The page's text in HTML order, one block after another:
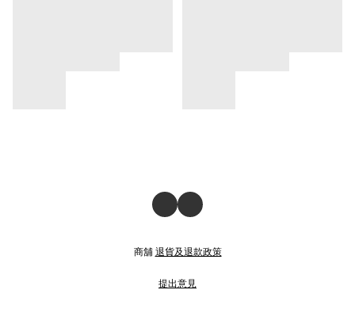
商舖 退貨及退款政策
提出意見